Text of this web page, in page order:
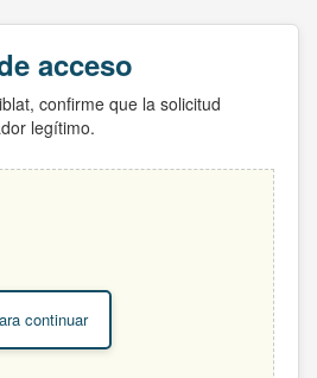
acceso
confirme que la solicitud
legítimo.
continuar